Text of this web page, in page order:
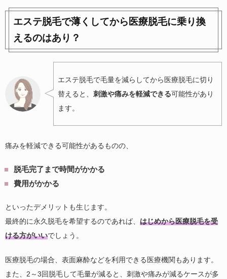
エステ脱毛で薄くしてから医療脱毛に乗り換
えるのはあり？
エステ脱毛で毛量を減らしてから医療脱毛に切り
替えると、 刺激や痛みを軽減できる可能性があり
ます。
痛みを軽減できる可能性があるものの、
脱毛完了まで時間がかかる
費用がかかる
といったデメリットも生じます。
最終的に永久脱毛を希望するのであれば、 はじめから医療脱毛を受
ける方がいいでしょう。
医療脱毛の場合、表面麻酔などを利用できる医療機関もあります。
また、2～3回脱毛して毛量が減ると、刺激や痛みが減るケースが多